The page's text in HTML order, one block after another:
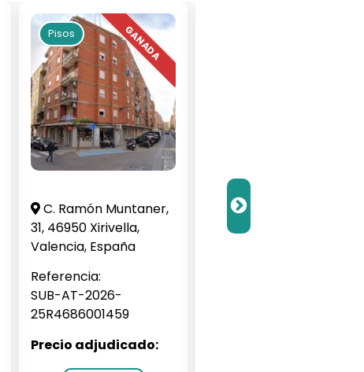
Pisos
C. Ramón Muntaner,
31, 46950 Xirivella,
Valencia, España
Referencia:
SUB-AT-2026-
25R4686001459
Precio adjudicado:
Barrio Veneziola G, 1,
San Javier, Murcia,